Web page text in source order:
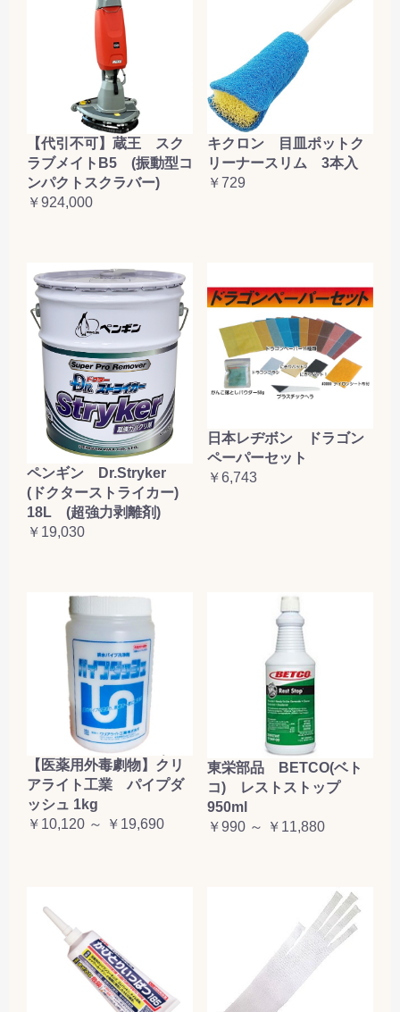
【代引不可】蔵王 スク
ラブメイトB5 (振動型コ
ンパクトスクラバー)
￥924,000
キクロン 目皿ポットク
リーナースリム 3本入
￥729
ペンギン Dr.Stryker
(ドクターストライカー)
18L (超強力剥離剤)
￥19,030
日本レヂボン ドラゴン
ペーパーセット
￥6,743
【医薬用外毒劇物】クリ
アライト工業 パイプダ
ッシュ 1kg
￥10,120 ～ ￥19,690
東栄部品 BETCO(ベト
コ) レストストップ
950ml
￥990 ～ ￥11,880